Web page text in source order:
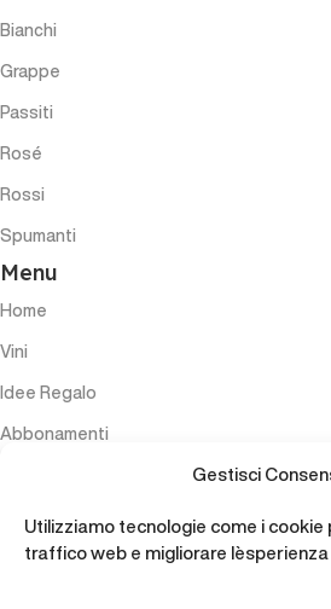
Gestisci
Utilizziamo tecnologie come i cookie
traffico web e migliorare
Bianchi
Grappe
Passiti
Rosé
Rossi
Spumanti
Menu
Home
Vini
Idee Regalo
Abbonamenti
Accessori
Contatti